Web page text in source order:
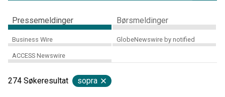
Pressemeldinger Børsmeldinger
Business Wire GlobeNewswire by notified
ACCESS Newswire
274 Søkeresultat sopra